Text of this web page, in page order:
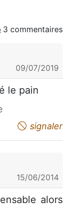
3 commentaires
09/07/2019
le pain
signaler
15/06/2014
alors